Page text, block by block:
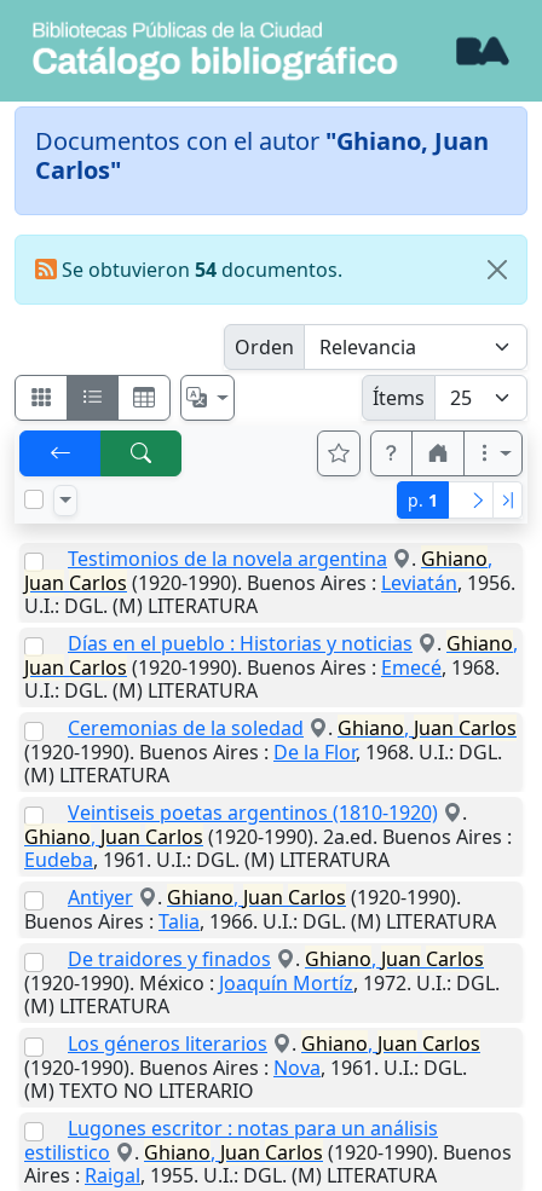
Documentos con el autor "Ghiano, Juan
Carlos"
Se obtuvieron 54documentos.
Orden
Ítems
p. 1
Testimonios de la novela argentina . Ghiano,
Juan Carlos (1920-1990). Buenos Aires : Leviatán, 1956.
U.I.: DGL. (M) LITERATURA
Días en el pueblo : Historias y noticias
. Ghiano,
Juan Carlos (1920-1990). Buenos Aires : Emecé, 1968.
U.I.: DGL. (M) LITERATURA
Ceremonias de la soledad
. Ghiano, Juan Carlos
(1920-1990). Buenos Aires : De la Flor, 1968. U.I.: DGL.
(M) LITERATURA
Veintiseis poetas argentinos (1810-1920)
.
Ghiano, Juan Carlos (1920-1990). 2a.ed. Buenos Aires :
Eudeba, 1961. U.I.: DGL. (M) LITERATURA
Antiyer
. Ghiano, Juan Carlos (1920-1990).
Buenos Aires : Talia, 1966. U.I.: DGL. (M) LITERATURA
De traidores y finados
. Ghiano, Juan Carlos
(1920-1990). México : Joaquín Mortíz, 1972. U.I.: DGL.
(M) LITERATURA
Los géneros literarios
. Ghiano, Juan Carlos
(1920-1990). Buenos Aires : Nova, 1961. U.I.: DGL.
(M) TEXTO NO LITERARIO
Lugones escritor : notas para un análisis
estilistico
. Ghiano, Juan Carlos (1920-1990). Buenos
Aires : Raigal, 1955. U.I.: DGL. (M) LITERATURA